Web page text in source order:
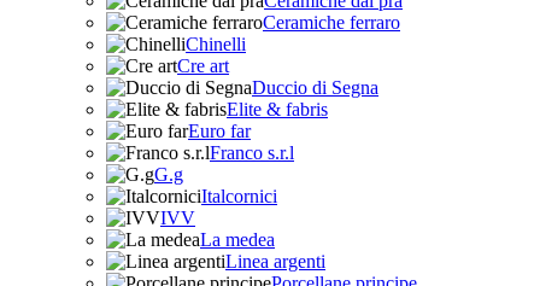
Ceramiche ferraro
Chinelli
Cre art
Duccio di Segna
Elite & fabris
Euro far
Franco s.r.l
G.g
Italcornici
IVV
La medea
Linea argenti